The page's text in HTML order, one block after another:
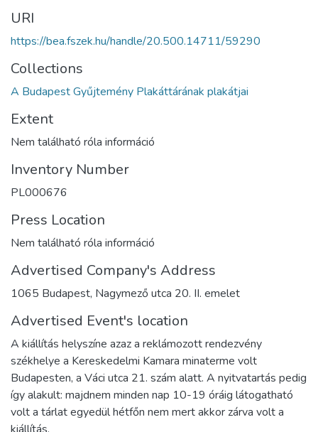
URI
https://bea.fszek.hu/handle/20.500.14711/59290
Collections
A Budapest Gyűjtemény Plakáttárának plakátjai
Extent
Nem található róla információ
Inventory Number
PL000676
Press Location
Nem található róla információ
Advertised Company's Address
1065 Budapest, Nagymező utca 20. II. emelet
Advertised Event's location
A kiállítás helyszíne azaz a reklámozott rendezvény
székhelye a Kereskedelmi Kamara minaterme volt
Budapesten, a Váci utca 21. szám alatt. A nyitvatartás pedig
így alakult: majdnem minden nap 10-19 óráig látogatható
volt a tárlat egyedül hétfőn nem mert akkor zárva volt a